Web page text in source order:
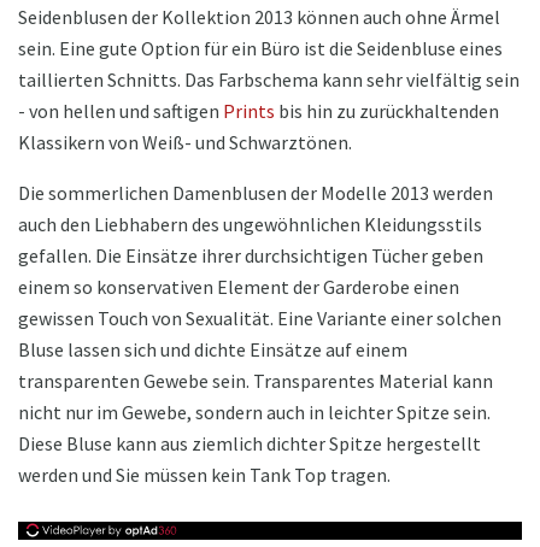
Seidenblusen der Kollektion 2013 können auch ohne Ärmel
sein. Eine gute Option für ein Büro ist die Seidenbluse eines
taillierten Schnitts. Das Farbschema kann sehr vielfältig sein
- von hellen und saftigen Prints bis hin zu zurückhaltenden
Klassikern von Weiß- und Schwarztönen.
Die sommerlichen Damenblusen der Modelle 2013 werden
auch den Liebhabern des ungewöhnlichen Kleidungsstils
gefallen. Die Einsätze ihrer durchsichtigen Tücher geben
einem so konservativen Element der Garderobe einen
gewissen Touch von Sexualität. Eine Variante einer solchen
Bluse lassen sich und dichte Einsätze auf einem
transparenten Gewebe sein. Transparentes Material kann
nicht nur im Gewebe, sondern auch in leichter Spitze sein.
Diese Bluse kann aus ziemlich dichter Spitze hergestellt
werden und Sie müssen kein Tank Top tragen.